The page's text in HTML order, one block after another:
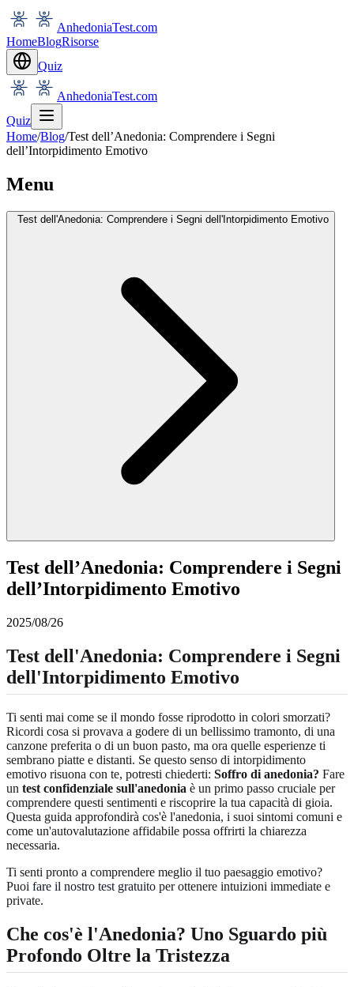
AnhedoniaTest.com
HomeBlogRisorse
Quiz
AnhedoniaTest.com
Quiz
Home/Blog/Test dell’Anedonia: Comprendere i Segni
dell’Intorpidimento Emotivo
Menu
Test dell'Anedonia: Comprendere i Segni dell'Intorpidimento Emotivo
Test dell’Anedonia: Comprendere i Segni
dell’Intorpidimento Emotivo
2025/08/26
Test dell'Anedonia: Comprendere i Segni
dell'Intorpidimento Emotivo
Ti senti mai come se il mondo fosse riprodotto in colori smorzati?
Ricordi cosa si provava a godere di un bellissimo tramonto, di una
canzone preferita o di un buon pasto, ma ora quelle esperienze ti
sembrano piatte e distanti. Se questo senso di intorpidimento
emotivo risuona con te, potresti chiederti: Soffro di anedonia? Fare
un test confidenziale sull'anedonia è un primo passo cruciale per
comprendere questi sentimenti e riscoprire la tua capacità di gioia.
Questa guida approfondirà cos'è l'anedonia, i suoi sintomi comuni e
come un'autovalutazione affidabile possa offrirti la chiarezza
necessaria.
Ti senti pronto a comprendere meglio il tuo paesaggio emotivo?
Puoi fare il nostro test gratuito per ottenere intuizioni immediate e
private.
Che cos'è l'Anedonia? Uno Sguardo più
Profondo Oltre la Tristezza